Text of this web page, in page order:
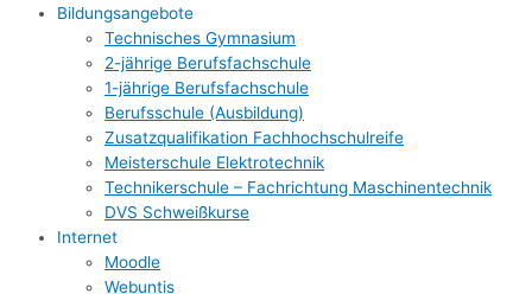
Bildungsangebote
Technisches Gymnasium
2-jährige Berufsfachschule
1-jährige Berufsfachschule
Berufsschule (Ausbildung)
Zusatzqualifikation Fachhochschulreife
Meisterschule Elektrotechnik
Technikerschule – Fachrichtung Maschinentechnik
DVS Schweißkurse
Internet
Moodle
Webuntis